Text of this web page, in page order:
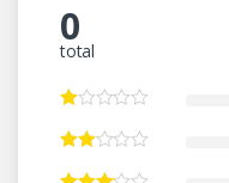
0
total